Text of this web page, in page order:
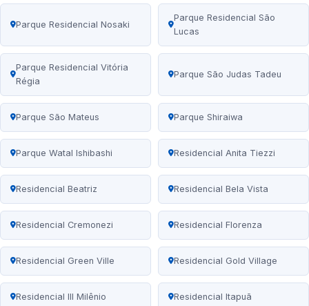
Parque Residencial Nosaki
Parque Residencial São
Lucas
Parque Residencial Vitória
Régia
Parque São Judas Tadeu
Parque São Mateus Parque Shiraiwa
Parque Watal Ishibashi Residencial Anita Tiezzi
Residencial Beatriz Residencial Bela Vista
Residencial Cremonezi Residencial Florenza
Residencial Green Ville Residencial Gold Village
Residencial III Milênio Residencial Itapuã